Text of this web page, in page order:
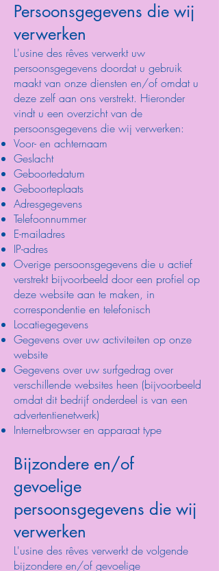
Persoonsgegevens die wij
verwerken
L'usine des rêves verwerkt uw
persoonsgegevens doordat u gebruik
maakt van onze diensten en/of omdat u
deze zelf aan ons verstrekt. Hieronder
vindt u een overzicht van de
persoonsgegevens die wij verwerken:
Voor- en achternaam
Geslacht
Geboortedatum
Geboorteplaats
Adresgegevens
Telefoonnummer
E-mailadres
IP-adres
Overige persoonsgegevens die u actief
verstrekt bijvoorbeeld door een profiel op
deze website aan te maken, in
correspondentie en telefonisch
Locatiegegevens
Gegevens over uw activiteiten op onze
website
Gegevens over uw surfgedrag over
verschillende websites heen (bijvoorbeeld
omdat dit bedrijf onderdeel is van een
advertentienetwerk)
Internetbrowser en apparaat type
Bijzondere en/of
gevoelige
persoonsgegevens die wij
verwerken
L'usine des rêves verwerkt de volgende
bijzondere en/of gevoelige